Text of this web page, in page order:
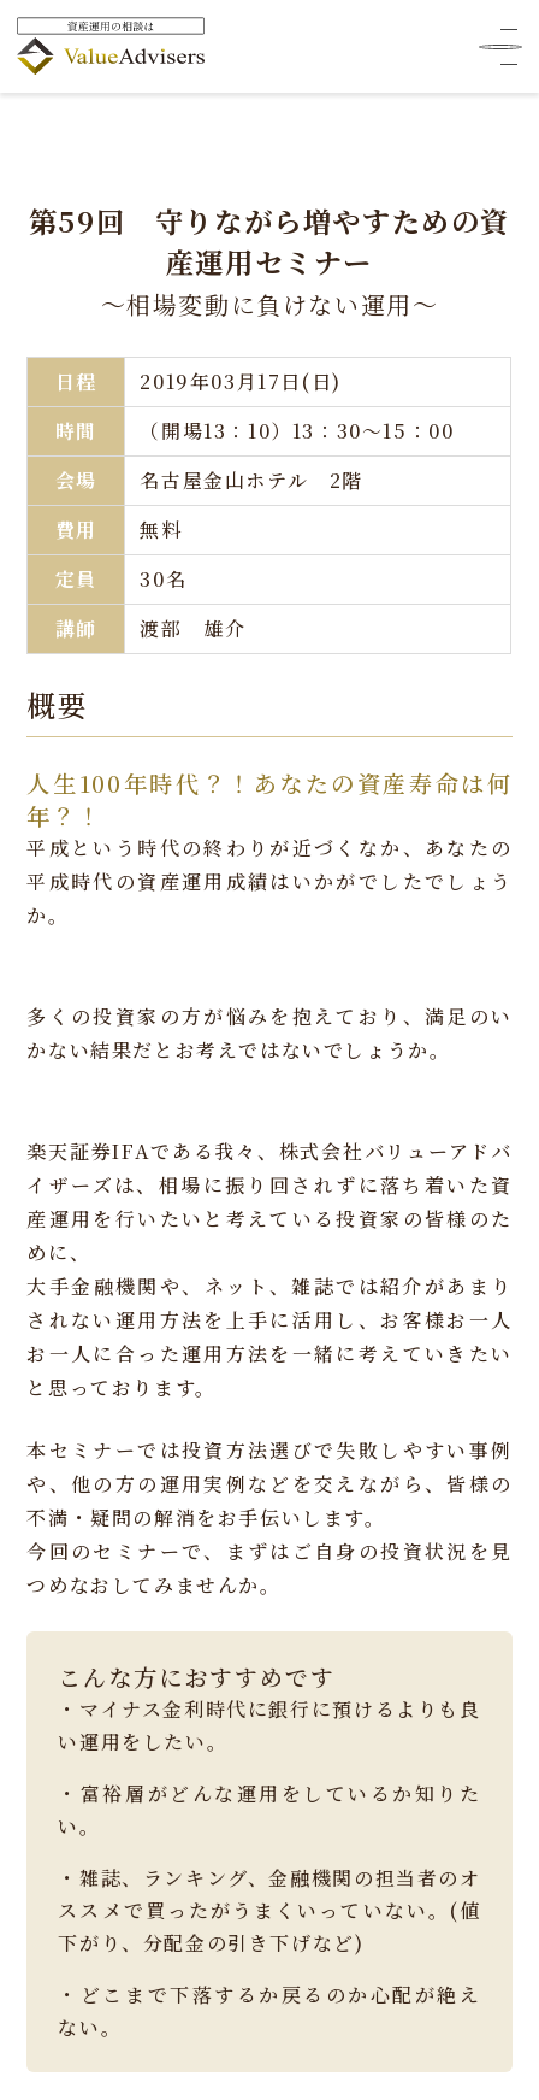
第59回 守りながら増やすための資
産運用セミナー
～相場変動に負けない運用～
日程
2019年03月17日(日)
時間
（開場13：10）13：30～15：00
会場
名古屋金山ホテル 2階
費用
無料
定員
30名
講師
渡部 雄介
概要
人生100年時代？！あなたの資産寿命は何
年？！
平成という時代の終わりが近づくなか、あなたの
平成時代の資産運用成績はいかがでしたでしょう
か。
多くの投資家の方が悩みを抱えており、満足のい
かない結果だとお考えではないでしょうか。
楽天証券IFAである我々、株式会社バリューアドバ
イザーズは、相場に振り回されずに落ち着いた資
産運用を行いたいと考えている投資家の皆様のた
めに、
大手金融機関や、ネット、雑誌では紹介があまり
されない運用方法を上手に活用し、お客様お一人
お一人に合った運用方法を一緒に考えていきたい
と思っております。
本セミナーでは投資方法選びで失敗しやすい事例
や、他の方の運用実例などを交えながら、皆様の
不満・疑問の解消をお手伝いします。
今回のセミナーで、まずはご自身の投資状況を見
つめなおしてみませんか。
こんな方におすすめです
・マイナス金利時代に銀行に預けるよりも良
い運用をしたい。
・富裕層がどんな運用をしているか知りた
い。
・雑誌、ランキング、金融機関の担当者のオ
ススメで買ったがうまくいっていない。(値
下がり、分配金の引き下げなど)
・どこまで下落するか戻るのか心配が絶え
ない。